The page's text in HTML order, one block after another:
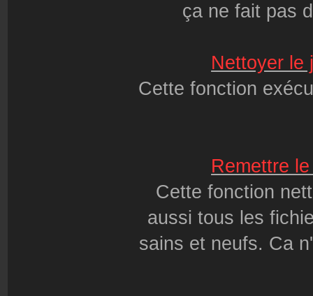
ça ne fait pas
Nettoyer le
Cette fonction
Remettre
Cette fonction
aussi tous les
sains et neufs. Ca